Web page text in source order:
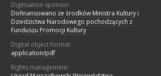
Digitisation sponsor:
Dofinansowano ze środków Ministra Kultury i
Dziedzictwa Narodowego pochodzących z
Funduszu Promocji Kultury
Digital object format:
application/pdf
Rights management: